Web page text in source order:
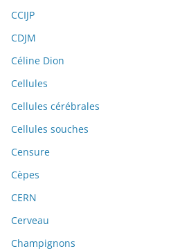
CCIJP
CDJM
Céline Dion
Cellules
Cellules cérébrales
Cellules souches
Censure
Cèpes
CERN
Cerveau
Champignons